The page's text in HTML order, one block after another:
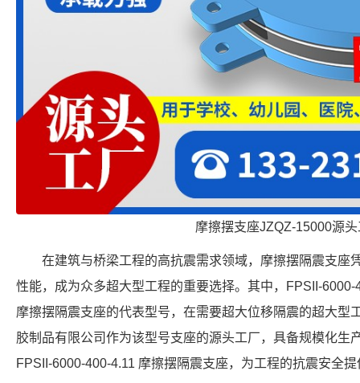
摩擦摆支座JZQZ-15000源
在建筑与桥梁工程的高抗震需求领域，摩擦摆隔震支座
性能，成为众多超大型工程的重要选择。其中，FPSII-
摩擦摆隔震支座的代表型号，在需要超大位移隔震的超大型
胶制品有限公司作为该型号支座的源头工厂，具备规模化生
FPSII-6000-400-4.11 摩擦摆隔震支座，为工程的抗震安全